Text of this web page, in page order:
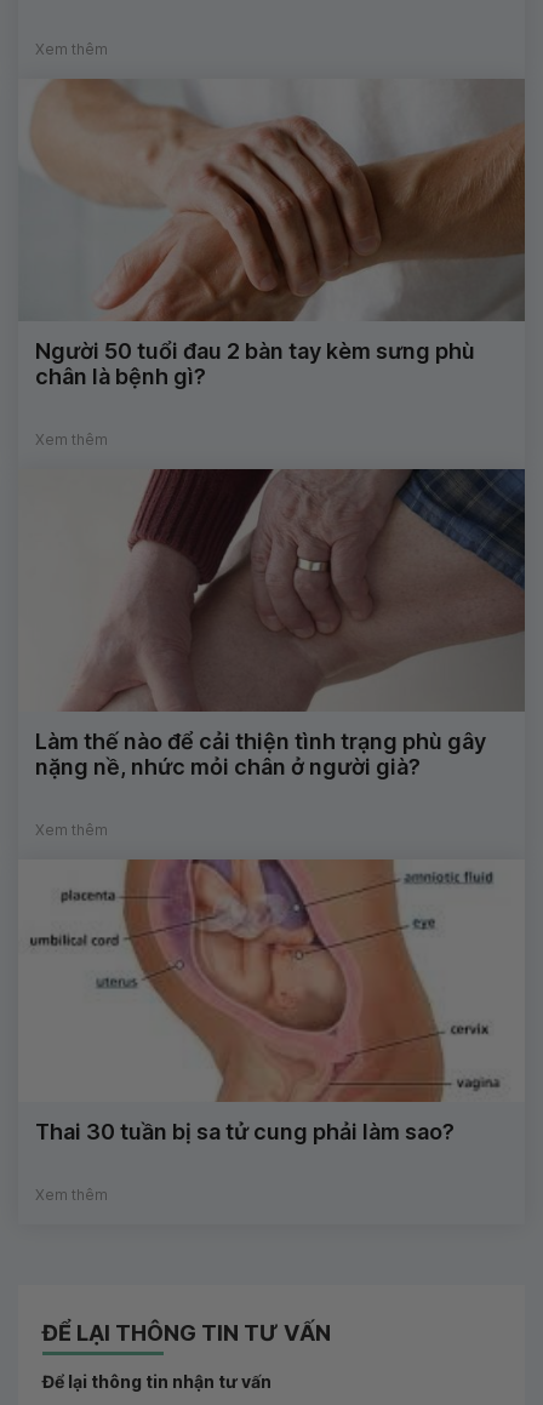
Xem thêm
Người 50 tuổi đau 2 bàn tay kèm sưng phù
chân là bệnh gì?
Xem thêm
Làm thế nào để cải thiện tình trạng phù gây
nặng nề, nhức mỏi chân ở người già?
Xem thêm
Thai 30 tuần bị sa tử cung phải làm sao?
Xem thêm
ĐỂ LẠI THÔNG TIN TƯ VẤN
Để lại thông tin nhận tư vấn